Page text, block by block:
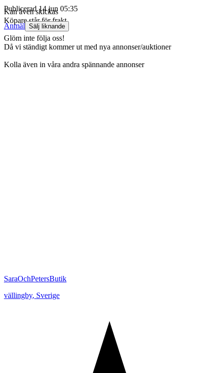
Kan även skickas
Köpare står för frakt
Glöm inte följa oss!
Då vi ständigt kommer ut med nya annonser/auktioner
Kolla även in våra andra spännande annonser
Publicerad 14 jun 05:35
Anmäl Sälj liknande
SaraOchPetersButik
vällingby, Sverige